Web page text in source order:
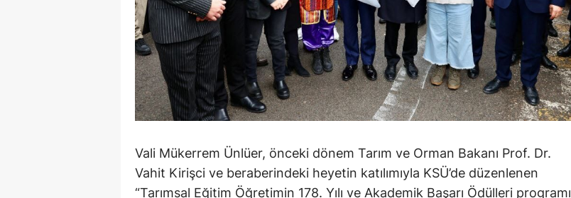
Vali Mükerrem Ünlüer, önceki dönem Tarım ve Orman Bakanı Prof. Dr.
Vahit Kirişci ve beraberindeki heyetin katılımıyla KSÜ’de düzenlenen
“Tarımsal Eğitim Öğretimin 178. Yılı ve Akademik Başarı Ödülleri programı